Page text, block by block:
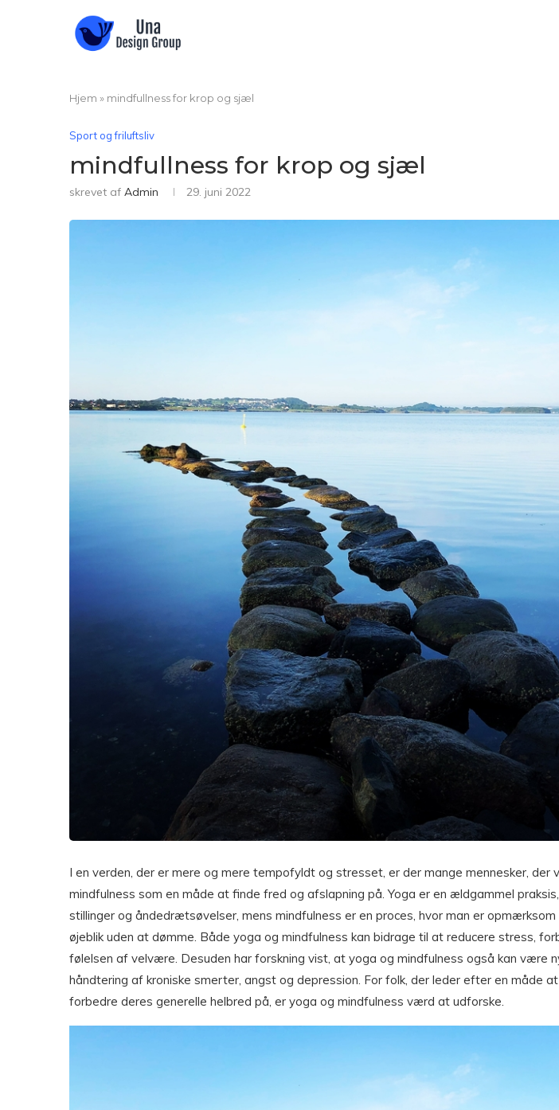
Hjem » mindfullness for krop og sjæl
Sport og friluftsliv
mindfullness for krop og sjæl
skrevet af Admin 29. juni 2022
I en verden, der er mere og mere tempofyldt og stresset, er der mange mennesker, der
mindfulness som en måde at finde fred og afslapning på. Yoga er en ældgammel
stillinger og åndedrætsøvelser, mens mindfulness er en proces, hvor man er
øjeblik uden at dømme. Både yoga og mindfulness kan bidrage til at reducere stress,
følelsen af velvære. Desuden har forskning vist, at yoga og mindfulness også kan være
håndtering af kroniske smerter, angst og depression. For folk, der leder efter en måde
forbedre deres generelle helbred på, er yoga og mindfulness værd at udforske.